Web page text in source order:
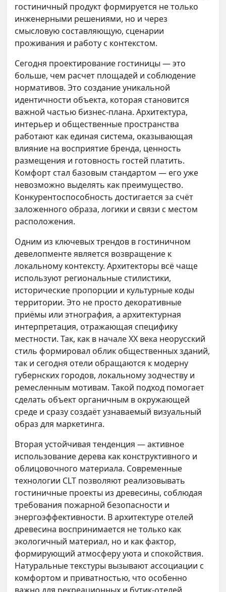
гостиничный продукт формируется не только
инженерными решениями, но и через
смысловую составляющую, сценарии
проживания и работу с контекстом.
Сегодня проектирование гостиницы — это
больше, чем расчет площадей и соблюдение
нормативов. Это создание уникальной
идентичности объекта, которая становится
важной частью бизнес-плана. Архитектура,
интерьер и общественные пространства
работают как единая система, оказывающая
влияние на восприятие бренда, ценность
размещения и готовность гостей платить.
Комфорт стал базовым стандартом — его уже
невозможно выделять как преимущество.
Конкурентоспособность достигается за счёт
заложенного образа, логики и связи с местом
расположения.
Одним из ключевых трендов в гостиничном
девелопменте является возвращение к
локальному контексту. Архитекторы всё чаще
используют региональные стилистики,
исторические пропорции и культурные коды
территории. Это не просто декоративные
приёмы или этнография, а архитектурная
интерпретация, отражающая специфику
местности. Так, как в начале XX века неорусский
стиль формировал облик общественных зданий,
так и сегодня отели обращаются к модерну
губернских городов, локальному зодчеству и
ремесленным мотивам. Такой подход помогает
сделать объект органичным в окружающей
среде и сразу создаёт узнаваемый визуальный
образ для маркетинга.
Вторая устойчивая тенденция — активное
использование дерева как конструктивного и
облицовочного материала. Современные
технологии CLT позволяют реализовывать
гостиничные проекты из древесины, соблюдая
требования пожарной безопасности и
энергоэффективности. В архитектуре отелей
древесина воспринимается не только как
экологичный материал, но и как фактор,
формирующий атмосферу уюта и спокойствия.
Натуральные текстуры вызывают ассоциации с
комфортом и приватностью, что особенно